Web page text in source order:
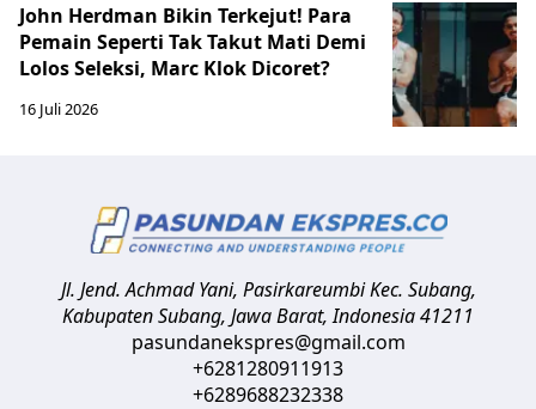
John Herdman Bikin Terkejut! Para
Pemain Seperti Tak Takut Mati Demi
Lolos Seleksi, Marc Klok Dicoret?
16 Juli 2026
Jl. Jend. Achmad Yani, Pasirkareumbi Kec. Subang,
Kabupaten Subang, Jawa Barat,Indonesia41211
pasundanekspres@gmail.com
+6281280911913
+6289688232338